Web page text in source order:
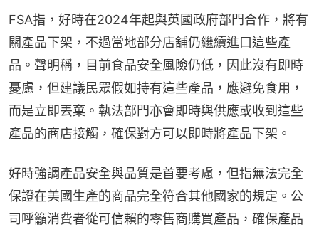
FSA指，好時在2024年起與英國政府部門合作，將有
關產品下架，不過當地部分店舖仍繼續進口這些產
品。聲明稱，目前食品安全風險仍低，因此沒有即時
憂慮，但建議民眾假如持有這些產品，應避免食用，
而是立即丟棄。執法部門亦會即時與供應或收到這些
產品的商店接觸，確保對方可以即時將產品下架。
好時強調產品安全與品質是首要考慮，但指無法完全
保證在美國生產的商品完全符合其他國家的規定。公
司呼籲消費者從可信賴的零售商購買產品，確保產品